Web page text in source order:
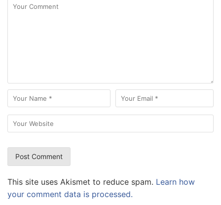
This site uses Akismet to reduce spam. Learn how
your comment data is processed.